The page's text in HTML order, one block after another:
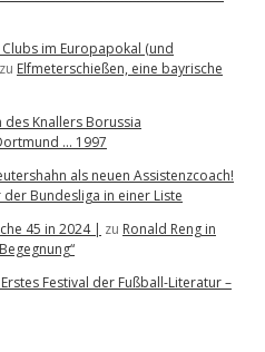
im Europapokal (und
zu Elfmeterschießen, eine bayrische
des Knallers Borussia
… 1997
als neuen Assistenzcoach!
Bundesliga in einer Liste
45 in 2024 | zu Ronald Reng in
Festival der Fußball-Literatur –